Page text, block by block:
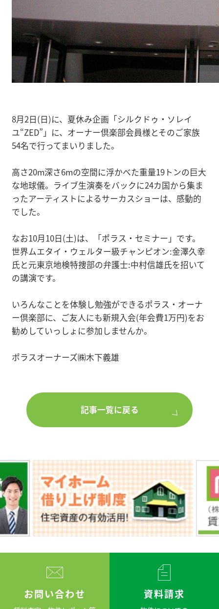
8月2日(日)に、夏休み企画「シルクドゥ・ソレイ
ユ“ZED”」に、オーナー倶楽部会員様とそのご家族
54名で行ってまいりました。
高さ20m深さ6mの空間に浮かべた重量19トンの巨大
な地球儀。ライブ生演奏をバックに24カ国から集ま
ったアーティストによるサーカスショーは、感動的
でした。
なお10月10日(土)は、「ポラス・セミナー」です。
世界ムエタイ・ウェルター級チャンピオン:金澤久幸
氏と元東京地検特捜部の弁護士:中村信雄氏を招いて
の講演です。
いろんなことを体験し勉強ができるポラス・オーナ
ー倶楽部に、ご友人にも新規入会(年会費1万円)をお
勧めしていっしょに参加しませんか。
ポラスオーナーズ㈱木下義雄
記事一覧に戻る
お問い合わせ 資料請求